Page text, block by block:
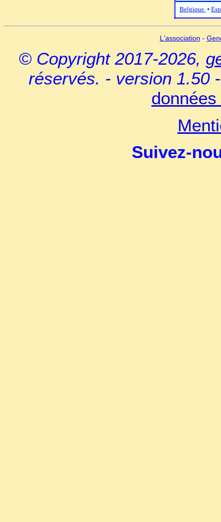
Belgique •
L'association -
© Copyright 2017-2026,
réservés. - version 1.50
Suivez-